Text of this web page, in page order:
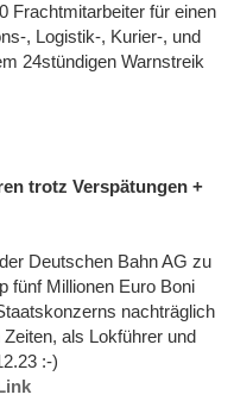
Frachtmitarbeiter für einen
, Logistik-, Kurier-, und
24stündigen Warnstreik
trotz Verspätungen +
Deutschen Bahn AG zu
fünf Millionen Euro Boni
nachträglich
als Lokführer und
:-)